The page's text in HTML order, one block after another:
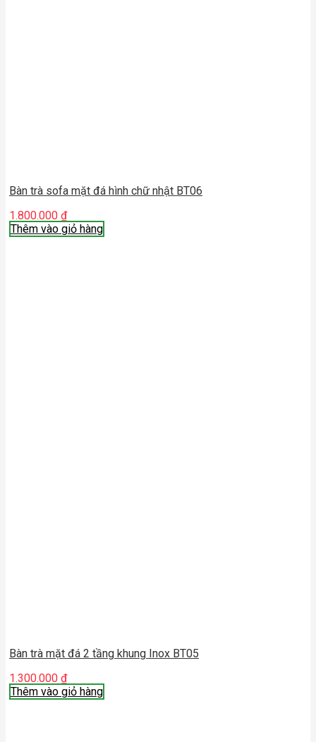
Bàn trà sofa mặt đá hình chữ nhật BT06
1.800.000 ₫
Thêm vào giỏ hàng
Bàn trà mặt đá 2 tầng khung Inox BT05
1.300.000 ₫
Thêm vào giỏ hàng